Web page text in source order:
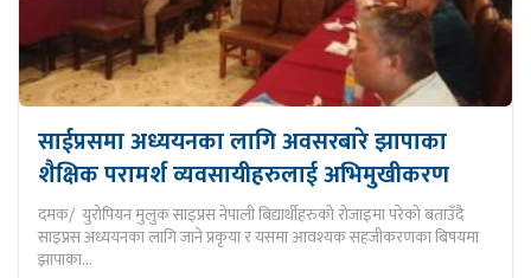
साईप्रसमा अध्ययनका लागि अवसरबारे झापाका
शैक्षिक परामर्श व्यवसायीहरुलाई अभिमुखीकरण
दमक/ युरोपियन मुलुक साइप्रस नेपाली बिद्यार्थीहरुको रोजाइमा परेको बताउँदै
साइप्रस अध्ययनका लागि जाने प्रकृया र यसमा आवश्यक सहजीकरणका बिषयमा
झापाका…